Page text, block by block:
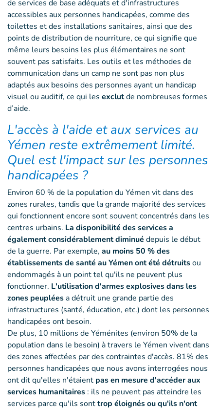
de services de base adéquats et d'infrastructures
accessibles aux personnes handicapées, comme des
toilettes et des installations sanitaires, ainsi que des
points de distribution de nourriture, ce qui signifie que
même leurs besoins les plus élémentaires ne sont
souvent pas satisfaits. Les outils et les méthodes de
communication dans un camp ne sont pas non plus
adaptés aux besoins des personnes ayant un handicap
visuel ou auditif, ce qui les exclutde nombreuses formes
d’aide.
L'accès à l'aide et aux services au
Yémen reste extrêmement limité.
Quel est l'impact sur les personnes
handicapées ?
Environ 60 % de la population du Yémen vit dans des
zones rurales, tandis que la grande majorité des services
qui fonctionnent encore sont souvent concentrés dans les
centres urbains. La disponibilité des services a
également considérablement diminué depuis le début
de la guerre. Par exemple, au moins 50 % des
établissements de santé au Yémen ont été détruitsou
endommagés à un point tel qu'ils ne peuvent plus
fonctionner. L'utilisation d'armes explosives dans les
zones peupléesa détruit une grande partie des
infrastructures (santé, éducation, etc.) dont les personnes
handicapées ont besoin.
De plus, 10 millions de Yéménites (environ 50% de la
population dans le besoin) à travers le Yémen vivent dans
des zones affectées par des contraintes d'accès. 81% des
personnes handicapées que nous avons interrogées nous
ont dit qu'elles n'étaient pas en mesure d'accéder aux
services humanitaires : ils ne peuvent pas atteindre les
services parce qu'ils sonttrop éloignés ou qu'ils n'ont